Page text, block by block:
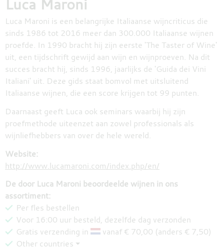
Luca Maroni
Luca Maroni is een belangrijke Italiaanse wijncriticus die
sinds 1986 tot 2016 meer dan 300.000 Italiaanse wijnen
proefde. In 1990 bracht hij zijn eerste 'The Taster of Wine'
uit, een tijdschrift gewijd aan wijn en wijnproeven. Na dit
succes bracht hij, sinds 1996, jaarlijks de 'Guida dei Vini
Italiani' uit. Deze gids staat bomvol met uitsluitend
Italiaanse wijnen, die een score krijgen tot 99 punten.
Daarnaast geeft Luca ook seminars waarbij hij zijn
proefmethode uiteenzet aan zowel professionals als
wijnliefhebbers van over de hele wereld.
Website:
http://www.lucamaroni.com/index.php/en/
De door Luca Maroni beoordeelde wijnen in ons
assortiment:
Per fles bestellen
Voor 16:00 uur besteld, dezelfde dag verzonden
Gratis verzending in
vanaf € 70,00 (anders € 7,50)
Other countries ⏷